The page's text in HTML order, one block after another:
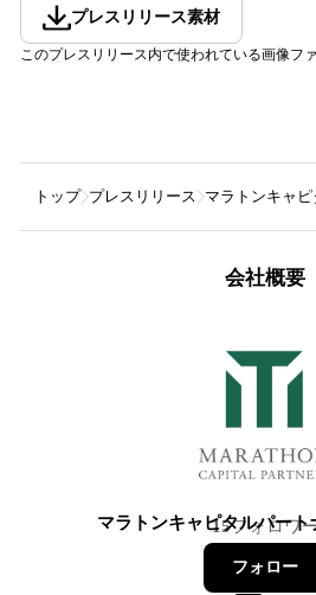
プレスリリース素材
このプレスリリース内で使われている画像フ
トップ プレスリリース マラトンキャ
会社概要
マラトンキャピタルパート
15フォロワ
フォロー